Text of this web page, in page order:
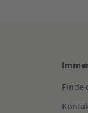
Finde